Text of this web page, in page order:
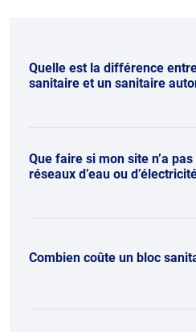
Quelle est la différence
sanitaire et un sanitaire
Que faire si mon site n’a
réseaux d’eau ou
Combien coûte un bloc